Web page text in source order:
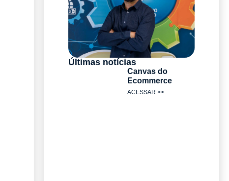
Últimas notícias
Canvas do
Ecommerce
ACESSAR >>